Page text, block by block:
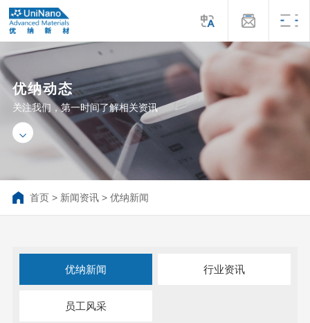
优纳动态
关注我们，第一时间了解相关资讯
首页> 新闻资讯> 优纳新闻
优纳新闻 行业资讯
员工风采